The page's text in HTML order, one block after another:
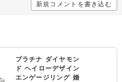
新規コメントを書き込む
プラチナ ダイヤモン
ド ヘイローデザイン
エンゲージリング 婚